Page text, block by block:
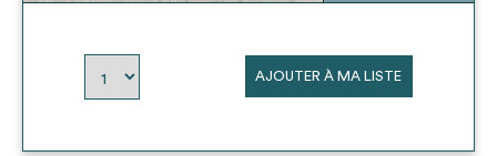
AJOUTER À MA LISTE